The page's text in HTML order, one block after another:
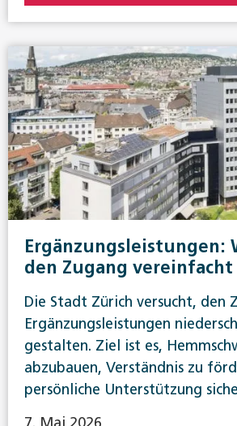
Ergänzungsleistungen:
den Zugang vereinfacht
Die Stadt Zürich versucht, den
Ergänzungsleistungen
gestalten. Ziel ist es,
abzubauen, Verständnis zu
persönliche Unterstützung